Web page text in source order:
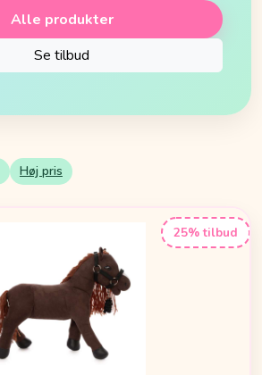
Alle produkter
Se tilbud
Høj pris
25% tilbud